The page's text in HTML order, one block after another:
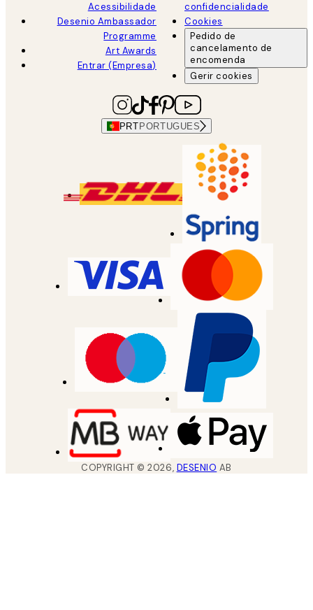
Acessibilidade
Desenio Ambassador
Programme
Art Awards
Entrar (Empresa)
confidencialidade
Cookies
Pedido de
cancelamento de
encomenda
Gerir cookies
PRT PORTUGUES
COPYRIGHT ©2026, DESENIO AB